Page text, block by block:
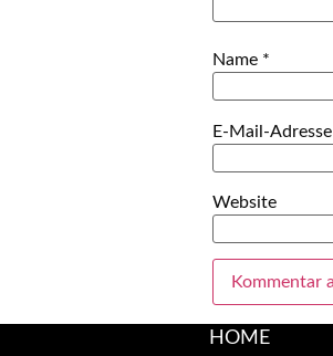
Name *
E-Mail-Adresse
Website
HOME